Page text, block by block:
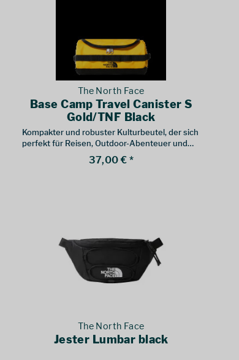
The North Face
Base Camp Travel Canister S
Gold/TNF Black
Kompakter und robuster Kulturbeutel, der sich
perfekt für Reisen, Outdoor-Abenteuer und
37,00 € *
The North Face
Jester Lumbar black